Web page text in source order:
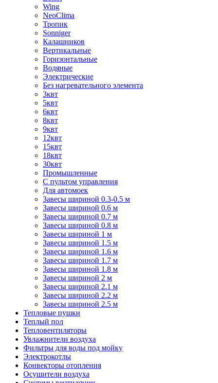
Wing
NeoClima
Тропик
Sonniger
Калашников
Вертикальные
Горизонтальные
Водяные
Электрические
Без нагревательного элемента
3квт
5квт
6квт
8квт
9квт
12квт
15квт
18квт
30квт
Промышленные
С пультом управления
Для автомоек
Завесы шириной 0.3-0.5 м
Завесы шириной 0.6 м
Завесы шириной 0.7 м
Завесы шириной 0.8 м
Завесы шириной 1 м
Завесы шириной 1.5 м
Завесы шириной 1.6 м
Завесы шириной 1.7 м
Завесы шириной 1.8 м
Завесы шириной 2 м
Завесы шириной 2.1 м
Завесы шириной 2.2 м
Завесы шириной 2.5 м
Тепловые пушки
Теплый пол
Тепловентиляторы
Увлажнители воздуха
Фильтры для воды под мойку
Электрокотлы
Конвекторы отопления
Осушители воздуха